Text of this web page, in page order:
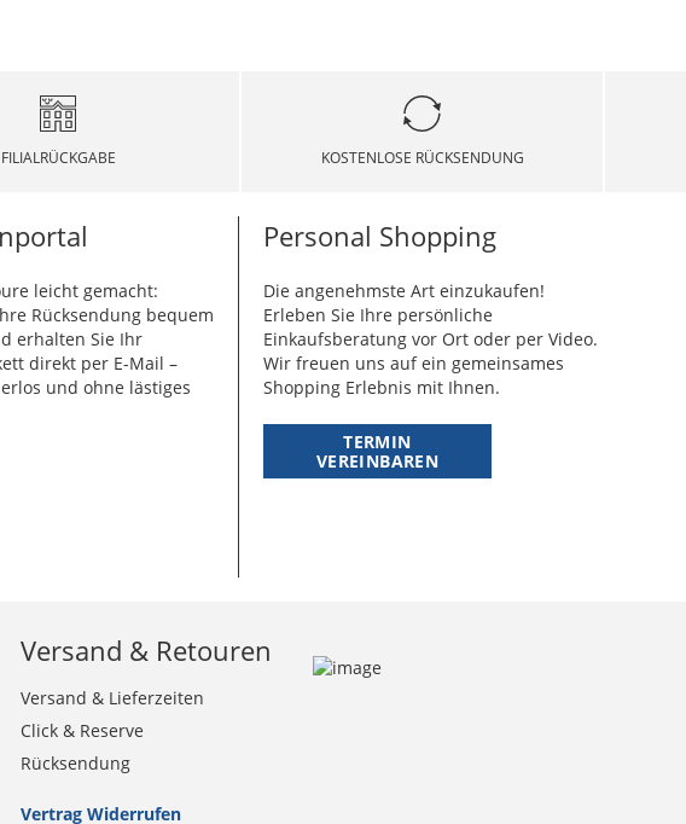
FILIALRÜCKGABE KOSTENLOSE RÜCKSENDUNG
leicht gemacht:
Rücksendung bequem
erhalten Sie Ihr
direkt per E-Mail –
und ohne lästiges
Personal Shopping
Die angenehmste Art einzukaufen!
Erleben Sie Ihre persönliche
Einkaufsberatung vor Ort oder per Video.
Wir freuen uns auf ein gemeinsames
Shopping Erlebnis mit Ihnen.
TERMIN
VEREINBAREN
Versand & Retouren
Versand & Lieferzeiten
Click & Reserve
Rücksendung
Vertrag Widerrufen